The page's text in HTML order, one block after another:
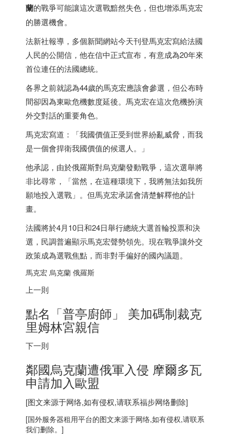
蘭的戰爭可能讓這次選戰黯然失色，但也增添馬克宏
的勝選機會。
法新社報導，多個新聞網站今天刊登馬克宏寫給法國
人民的公開信，他在信中正式宣布，有意成為20年來
首位連任的法國總統。
各界之前就認為44歲的馬克宏應該會參選，但公布時
間卻因為東歐危機數度延後。馬克宏在這次危機扮演
外交對話的重要角色。
馬克宏寫道：「我國價值正受到世界紛亂威脅，而我
是一個會捍衛我國價值的候選人。」
他承認，由於俄羅斯對烏克蘭發動戰爭，這次選舉將
非比尋常，「當然，在這種環境下，我將無法如我所
願地投入選戰」。但馬克宏承諾會清楚解釋他的計
畫。
法國將於4月10日和24日舉行總統大選首輪投票和決
選，民調普遍顯示馬克宏聲勢領先。現在戰爭讓外交
政策成為選戰焦點，而非對手偏好的國內議題。
馬克宏 烏克蘭 俄羅斯
上一則
點名「普亭廚師」 美加碼制裁克
里姆林宮親信
下一則
鄰國烏克蘭遭俄軍入侵 摩爾多瓦
申請加入歐盟
[图文来源于网络,如有侵权,请联系福步网络删除]
[国外服务器租用平台的图文来源于网络,如有侵权,请联系
我们删除。]